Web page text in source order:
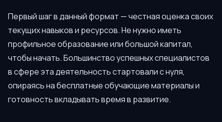
Первый шаг в данный формат — честная оценка своих
текущих навыков и ресурсов. Не нужно иметь
профильное образование или большой капитал,
чтобы начать. Большинство успешных специалистов
в сфере эта деятельность стартовали с нуля,
опираясь на бесплатные обучающие материалы и
готовность вкладывать время в развитие.